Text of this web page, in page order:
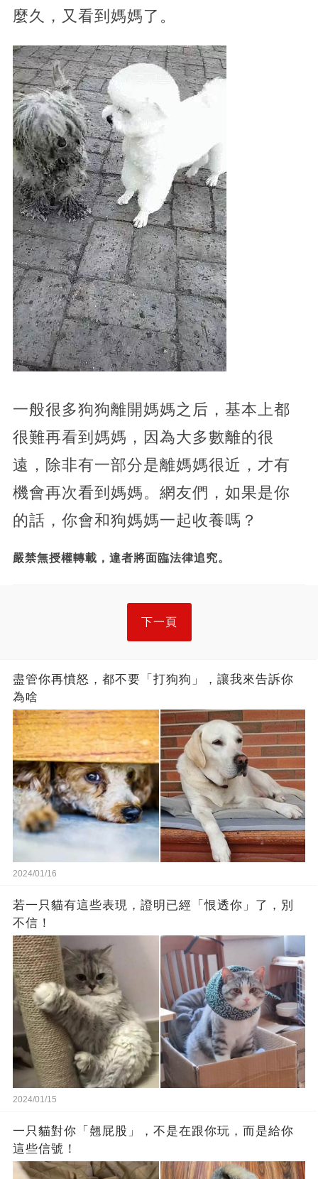
麼久，又看到媽媽了。
一般很多狗狗離開媽媽之后，基本上都
很難再看到媽媽，因為大多數離的很
遠，除非有一部分是離媽媽很近，才有
機會再次看到媽媽。網友們，如果是你
的話，你會和狗媽媽一起收養嗎？
嚴禁無授權轉載，違者將面臨法律追究。
下一頁
盡管你再憤怒，都不要「打狗狗」，讓我來告訴你
為啥
2024/01/16
若一只貓有這些表現，證明已經「恨透你」了，別
不信！
2024/01/15
一只貓對你「翹屁股」，不是在跟你玩，而是給你
這些信號！